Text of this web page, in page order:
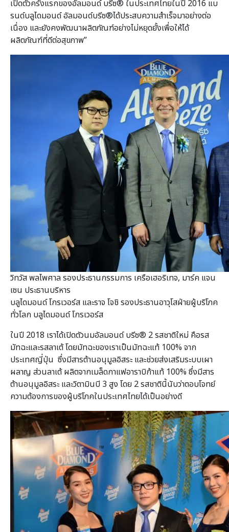
เปิดตัวครั้งแรกของอัลมอนด์ บรีซ® ในประเทศไทยในปี 2016 แบ
รนด์บลูไดมอนด์ อัลมอนด์บรีซ®ได้ประสบความสำเร็จมาอย่างต่อ
เนื่อง และยังคงพัฒนาผลิตภัณฑ์อย่างไม่หยุดยั้งเพื่อให้ได้
ผลิตภัณฑ์ที่ดีต่อสุขภาพ”
วิทวัส พลไพศาล รองประธานกรรมการ เครือเฮอริเทจ, มาร์ค แจน
เซน ประธานบริหาร
บลูไดมอนด์ โกรเวอร์ส และราจ โจชิ รองประธานอาวุโสฝ่ายผู้บริโภค
ทั่วโลก บลูไดมอนด์ โกรเวอร์ส
ในปี 2018 เราได้เปิดตัวนมอัลมอนด์ บรีซ® 2 รสชาติใหม่ คือรส
มัทฉะและรสลาเต้ โดยมัทฉะของเราเป็นมัทฉะแท้ 100% จาก
ประเทศญี่ปุ่น ซึ่งมีสารต้านอนุมูลอิสระ และช่วยส่งเสริมระบบเผา
ผลาญ ส่วนลาเต้ ผลิตจากเมล็ดกาแฟอาราบิก้าแท้ 100% ซึ่งมีสาร
ต้านอนุมูลอิสระ และวิตามินบี 3 สูง โดย 2 รสชาตินี้นับว่าตอบโจทย์
ความต้องการของผู้บริโภคในประเทศไทยได้เป็นอย่างดี